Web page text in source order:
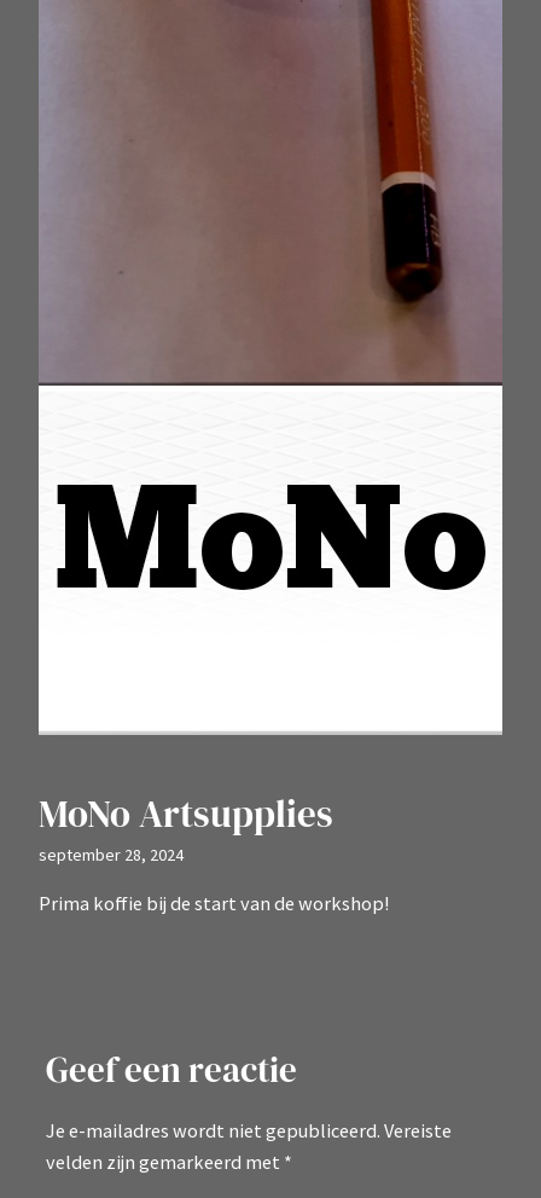
MoNo Artsupplies
september 28, 2024
Prima koffie bij de start van de workshop!
Geef een reactie
Je e-mailadres wordt niet gepubliceerd. Vereiste
velden zijn gemarkeerd met *